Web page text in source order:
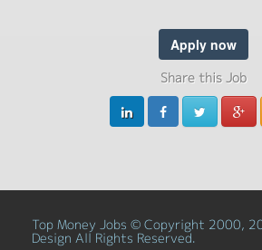
Apply now
Share this Job
Top Money Jobs © Copyright 2000,
Design All Rights Reserved.